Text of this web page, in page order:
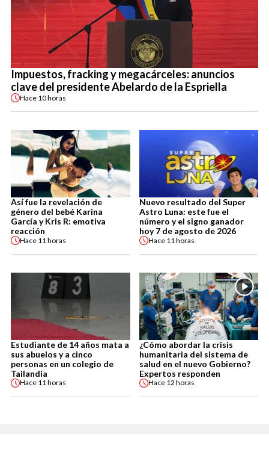
Impuestos, fracking y megacárceles: anuncios
clave del presidente Abelardo de la Espriella
Hace 10 horas
Así fue la revelación de
género del bebé Karina
García y Kris R: emotiva
reacción
Hace 11 horas
Nuevo resultado del Super
Astro Luna: este fue el
número y el signo ganador
hoy 7 de agosto de 2026
Hace 11 horas
Estudiante de 14 años mata a
sus abuelos y a cinco
personas en un colegio de
Tailandia
Hace 11 horas
¿Cómo abordar la crisis
humanitaria del sistema de
salud en el nuevo Gobierno?
Expertos responden
Hace 12 horas